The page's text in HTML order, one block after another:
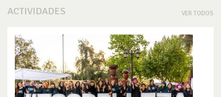
ACTIVIDADES VER TODOS